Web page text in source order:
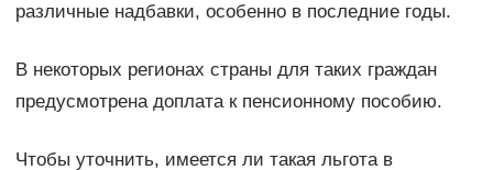
различные надбавки, особенно в последние годы.
В некоторых регионах страны для таких граждан
предусмотрена доплата к пенсионному пособию.
Чтобы уточнить, имеется ли такая льгота в